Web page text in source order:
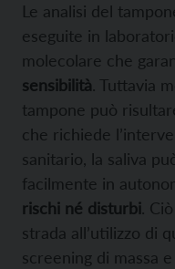
Le analisi del
eseguite in
molecolare che
sensibilità. Tuttavia
tampone può
che richiede
sanitario, la saliva
facilmente in
rischi né disturbi.
strada all’utilizzo di
screening di massa